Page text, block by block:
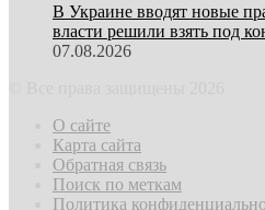
В Украине вводят новые
власти решили взять под
07.08.2026
О сайте
Карта сайта
Обратная связь
Поиск по меткам
Политика